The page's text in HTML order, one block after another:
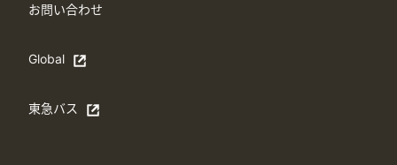
お問い合わせ
Global
Open in a new window
東急バス
別ウィンドウで開く